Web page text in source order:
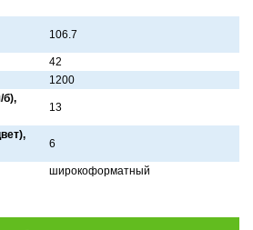
106.7
42
1200
б),
13
6
широкоформатный